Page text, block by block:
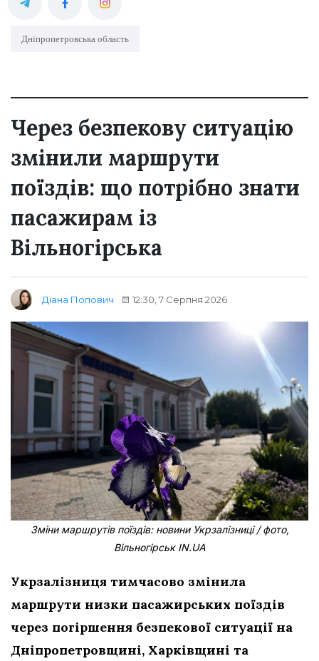
Дніпропетровська область
Через безпекову ситуацію
змінили маршрути
поїздів: що потрібно знати
пасажирам із
Вільногірська
Діана Попович 12:30, 7 Серпня 2026
Зміни маршрутів поїздів: новини Укрзалізниці / фото,
Вільногірськ IN.UA
Укрзалізниця тимчасово змінила
маршрути низки пасажирських поїздів
через погіршення безпекової ситуації на
Дніпропетровщині, Харківщині та